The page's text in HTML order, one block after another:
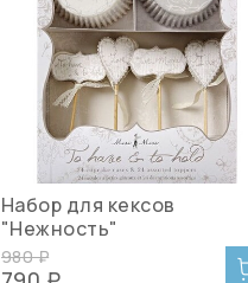
Набор для кексов
"Нежность"
980 ₽